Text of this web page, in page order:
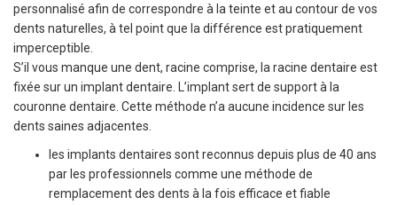
personnalisé afin de correspondre à la teinte et au contour de vos
dents naturelles, à tel point que la différence est pratiquement
imperceptible.
S’il vous manque une dent, racine comprise, la racine dentaire est
fixée sur un implant dentaire. L’implant sert de support à la
couronne dentaire. Cette méthode n’a aucune incidence sur les
dents saines adjacentes.
les implants dentaires sont reconnus depuis plus de 40 ans
par les professionnels comme une méthode de
remplacement des dents à la fois efficace et fiable